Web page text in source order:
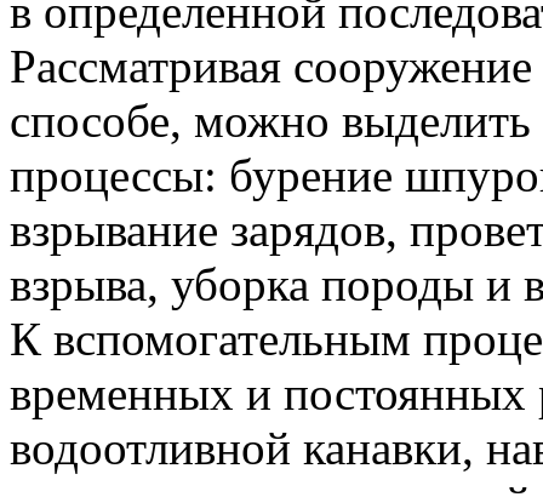
в определенной
Рассматривая
способе, можно
процессы: бурение
взрывание зарядов,
взрыва, уборка породы и
К вспомогательным
временных и постоянных
водоотливной канавки,